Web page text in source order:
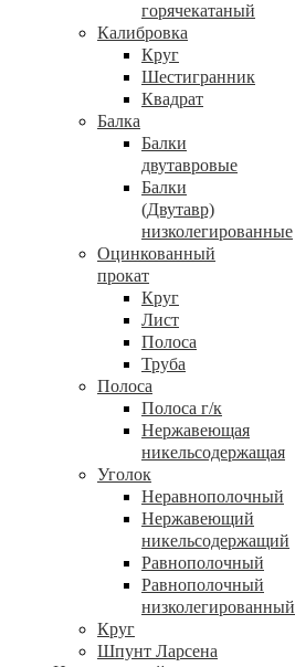
горячекатаный
Калибровка
Круг
Шестигранник
Квадрат
Балка
Балки
двутавровые
Балки
(Двутавр)
низколегированные
Оцинкованный
прокат
Круг
Лист
Полоса
Труба
Полоса
Полоса г/к
Нержавеющая
никельсодержащая
Уголок
Неравнополочный
Нержавеющий
никельсодержащий
Равнополочный
Равнополочный
низколегированный
Круг
Шпунт Ларсена